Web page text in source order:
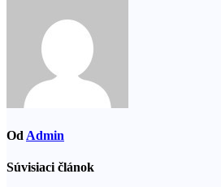
Od Admin
Súvisiaci článok